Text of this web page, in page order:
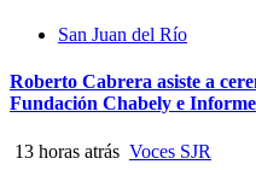
San Juan del Río
Roberto Cabrera asiste a
Fundación Chabely e
13 horas atrás Voces SJR